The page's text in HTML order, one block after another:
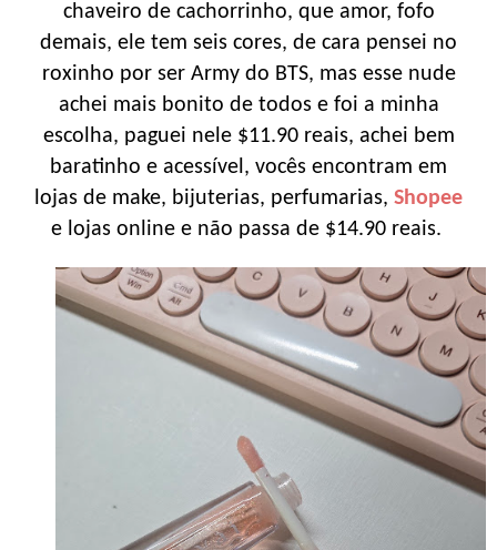
chaveiro de cachorrinho, que amor, fofo
demais, ele tem seis cores, de cara pensei no
roxinho por ser Army do BTS, mas esse nude
achei mais bonito de todos e foi a minha
escolha, paguei nele $11.90 reais, achei bem
baratinho e acessível, vocês encontram em
lojas de make, bijuterias, perfumarias, Shopee
e lojas online e não passa de $14.90 reais.